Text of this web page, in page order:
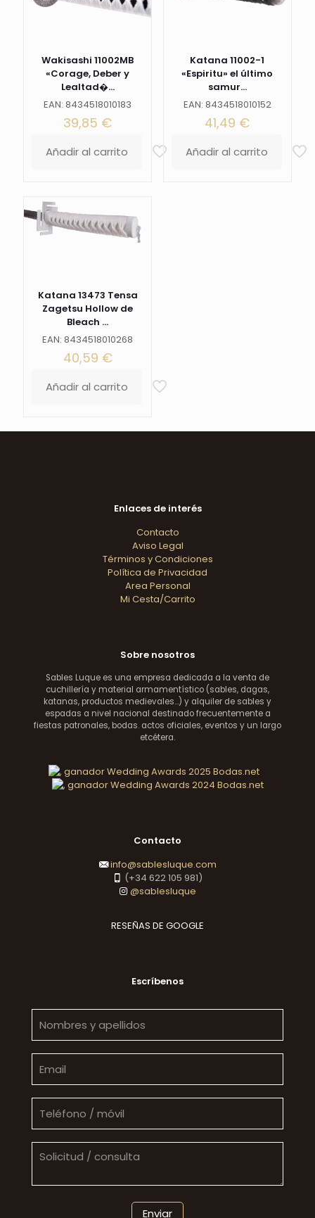
Wakisashi 11002MB
«Corage, Deber y
Lealtad�...
EAN: 8434518010183
39,85 €
Añadir al carrito
Katana 11002-1
«Espiritu» el último
samur...
EAN: 8434518010152
41,49 €
Añadir al carrito
Katana 13473 Tensa
Zagetsu Hollow de
Bleach ...
EAN: 8434518010268
40,59 €
Añadir al carrito
Enlaces de interés
Contacto
Aviso Legal
Términos y Condiciones
Política de Privacidad
Area Personal
Mi Cesta/Carrito
Sobre nosotros
Sables Luque es una empresa dedicada a la venta de
cuchillería y material armamentístico (sables, dagas,
katanas, productos medievales...) y alquiler de sables y
espadas a nivel nacional destinado frecuentemente a
fiestas patronales, bodas. actos oficiales, eventos y un largo
etcétera.
Contacto
info@sablesluque.com
(+34 622 105 981)
@sablesluque
RESEÑAS DE GOOGLE
Escríbenos